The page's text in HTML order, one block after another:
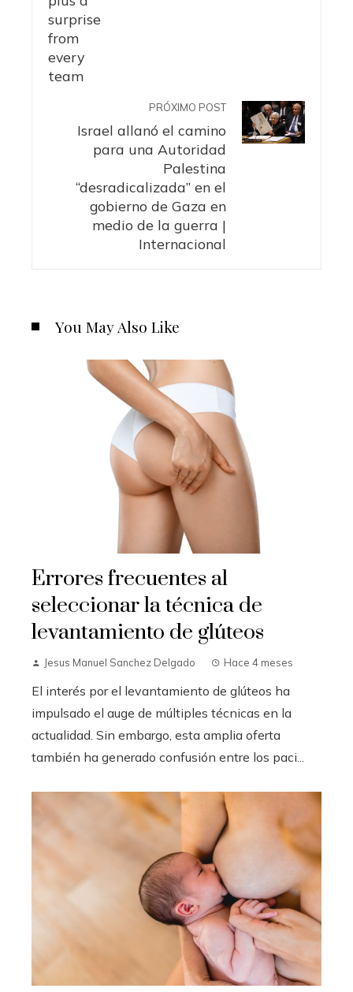
PRÓXIMO POST
Israel allanó el camino
para una Autoridad
Palestina
“desradicalizada” en el
gobierno de Gaza en
medio de la guerra |
Internacional
You May Also Like
Errores frecuentes al
seleccionar la técnica de
levantamiento de glúteos
Jesus Manuel Sanchez Delgado Hace 4 meses
El interés por el levantamiento de glúteos ha
impulsado el auge de múltiples técnicas en la
actualidad. Sin embargo, esta amplia oferta
también ha generado confusión entre los paci...